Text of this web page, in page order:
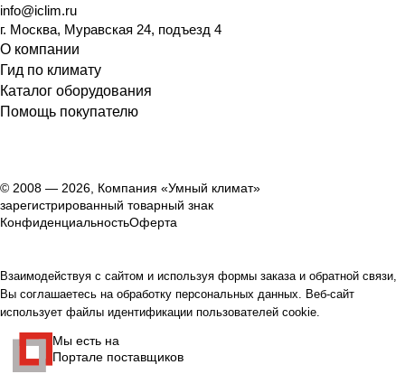
info@iclim.ru
г. Москва, Муравская 24, подъезд 4
О компании
Гид по климату
Каталог оборудования
Помощь покупателю
© 2008 — 2026, Компания «Умный климат»
зарегистрированный товарный знак
КонфиденциальностьОферта
Взаимодействуя с сайтом и используя формы заказа и обратной связи,
Вы соглашаетесь на обработку персональных данных. Веб-сайт
использует файлы идентификации пользователей cookie.
Мы есть на
Портале поставщиков